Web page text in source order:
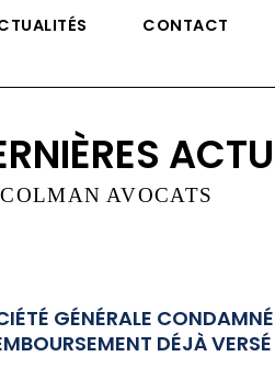
CONTACT
AVOCATS
GÉNÉRALE
DÉJÀ VERSÉ